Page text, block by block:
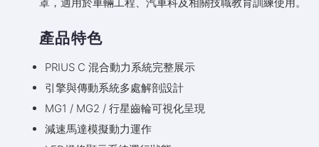
產品特色
PRIUS C 混合動力系統完整展示
引擎與傳動系統多處解剖設計
MG1 / MG2 / 行星齒輪可視化呈現
減速馬達模擬動力運作